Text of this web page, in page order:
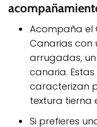
Acompaña el
Canarias con
arrugadas,
canaria.
caracterizan
textura tierna
Si prefieres